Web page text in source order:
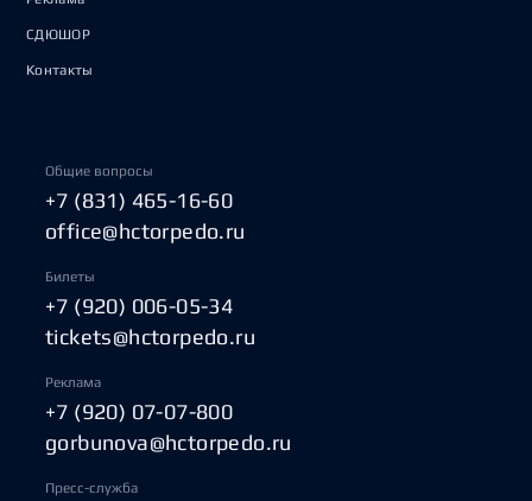
СДЮШОР
Контакты
Общие вопросы
+7 (831) 465-16-60
office@hctorpedo.ru
Билеты
+7 (920) 006-05-34
tickets@hctorpedo.ru
Реклама
+7 (920) 07-07-800
gorbunova@hctorpedo.ru
Пресс-служба